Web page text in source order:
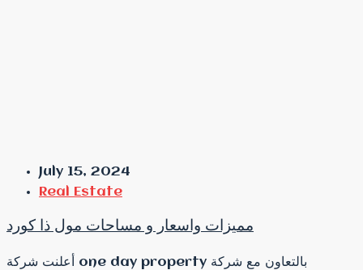
July 15, 2024
Real Estate
مميزات واسعار و مساحات مول ذا كورد
أعلنت شركة one day property بالتعاون مع شركة